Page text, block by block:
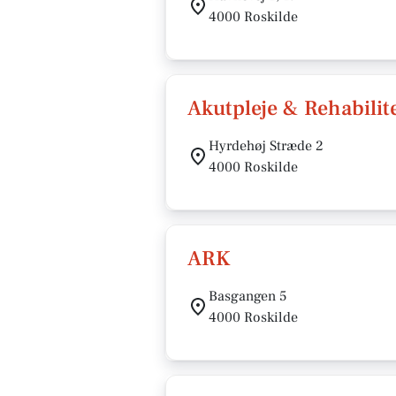
4000 Roskilde
Akutpleje &
Hyrdehøj Stræde 2
4000 Roskilde
ARK
Basgangen 5
4000 Roskilde